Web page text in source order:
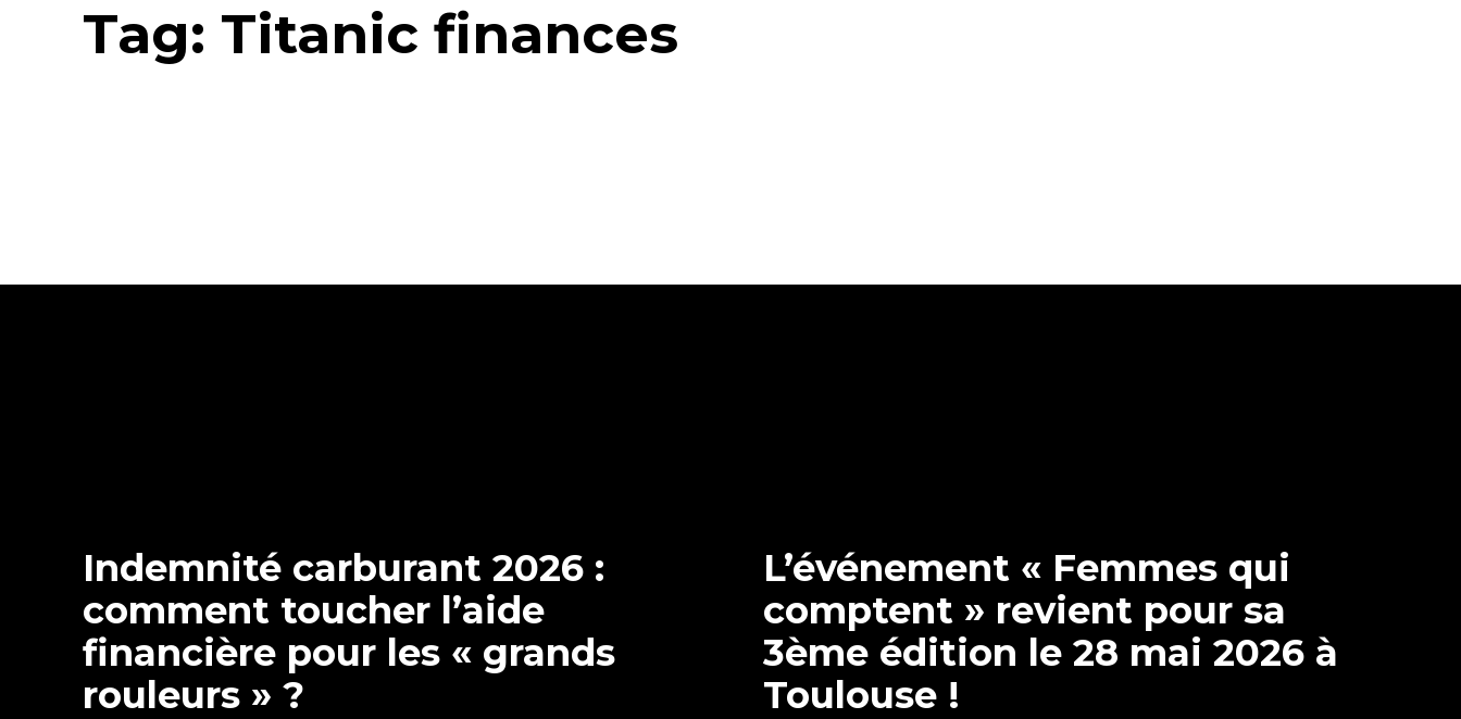
Tag: Titanic finances
Indemnité carburant 2026 :
comment toucher l’aide
financière pour les « grands
rouleurs » ?
L’événement « Femmes qui
comptent » revient pour sa
3ème édition le 28 mai 2026 à
Toulouse !